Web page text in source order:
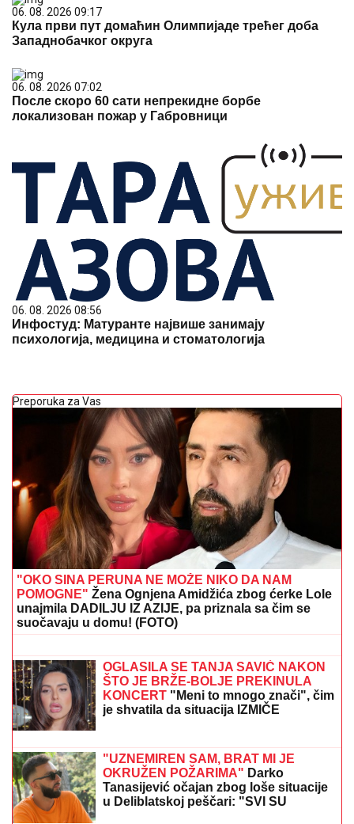
06. 08. 2026 09:17
Кула први пут домаћин Олимпијаде трећег доба
Западнобачког округа
06. 08. 2026 07:02
После скоро 60 сати непрекидне борбе
локализован пожар у Габровници
06. 08. 2026 08:56
Инфостуд: Матуранте највише занимају
психологија, медицина и стоматологија
Preporuka za Vas
"OKO SINA PERUNA NE MOŽE NIKO DA NAM
POMOGNE" Žena Ognjena Amidžića zbog ćerke Lole
unajmila DADILJU IZ AZIJE, pa priznala sa čim se
suočavaju u domu! (FOTO)
se obratila OBEZBEĐENJU: "Ne mogu
da skočim, slomiću nogu!", evo šta se
desilo
KONCERT"Meni to mnogo znači", čim
je shvatila da situacija IZMIČE
KONTROLI morala da reaguje